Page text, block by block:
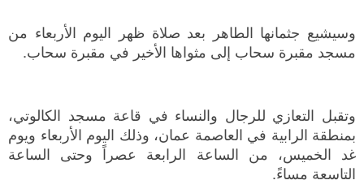
وسيشيع جثمانها الطاهر بعد صلاة ظهر اليوم الأربعاء من
مسجد مقبرة سحاب إلى مثواها الأخير في مقبرة سحاب.
وتقبل التعازي للرجال والنساء في قاعة مسجد الكالوتي،
بمنطقة الرابية في العاصمة عمان، وذلك اليوم الأربعاء ويوم
غد الخميس، من الساعة الرابعة عصراً وحتى الساعة
التاسعة مساءً.